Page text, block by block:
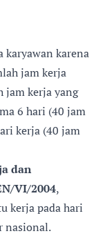
karyawan karena
jam kerja
jam kerja yang
6 hari (40 jam
kerja (40 jam
dan
VI/2004,
kerja pada hari
nasional.